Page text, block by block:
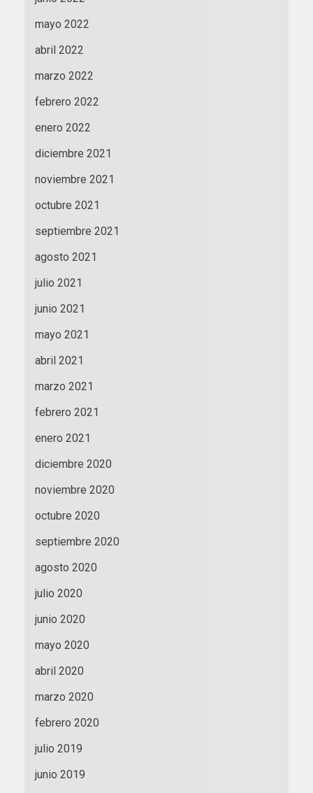
mayo 2022
abril 2022
marzo 2022
febrero 2022
enero 2022
diciembre 2021
noviembre 2021
octubre 2021
septiembre 2021
agosto 2021
julio 2021
junio 2021
mayo 2021
abril 2021
marzo 2021
febrero 2021
enero 2021
diciembre 2020
noviembre 2020
octubre 2020
septiembre 2020
agosto 2020
julio 2020
junio 2020
mayo 2020
abril 2020
marzo 2020
febrero 2020
julio 2019
junio 2019